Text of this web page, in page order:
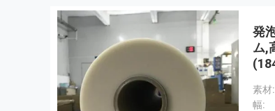
発
ム,
素材:
幅: